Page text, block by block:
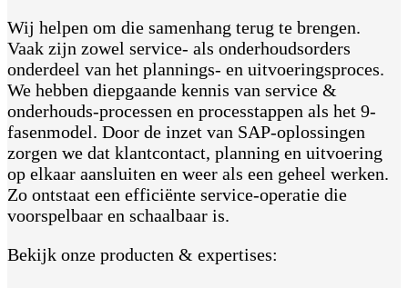
Wij helpen om die samenhang terug te brengen.
Vaak zijn zowel service- als onderhoudsorders
onderdeel van het plannings- en uitvoeringsproces.
We hebben diepgaande kennis van service &
onderhouds-processen en processtappen als het 9-
fasenmodel. Door de inzet van SAP-oplossingen
zorgen we dat klantcontact, planning en uitvoering
op elkaar aansluiten en weer als een geheel werken.
Zo ontstaat een efficiënte service-operatie die
voorspelbaar en schaalbaar is.
Bekijk onze producten & expertises: